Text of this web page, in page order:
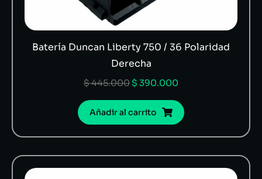
Batería Duncan Liberty 750 / 36 Polaridad
Derecha
$445.000 $ 390.000
Añadir al carrito